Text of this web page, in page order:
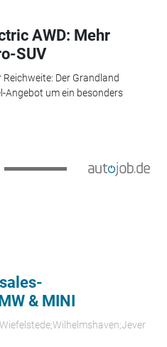
AWD: Mehr
SUV
Der Grandland
Angebot um ein besonders
& MINI